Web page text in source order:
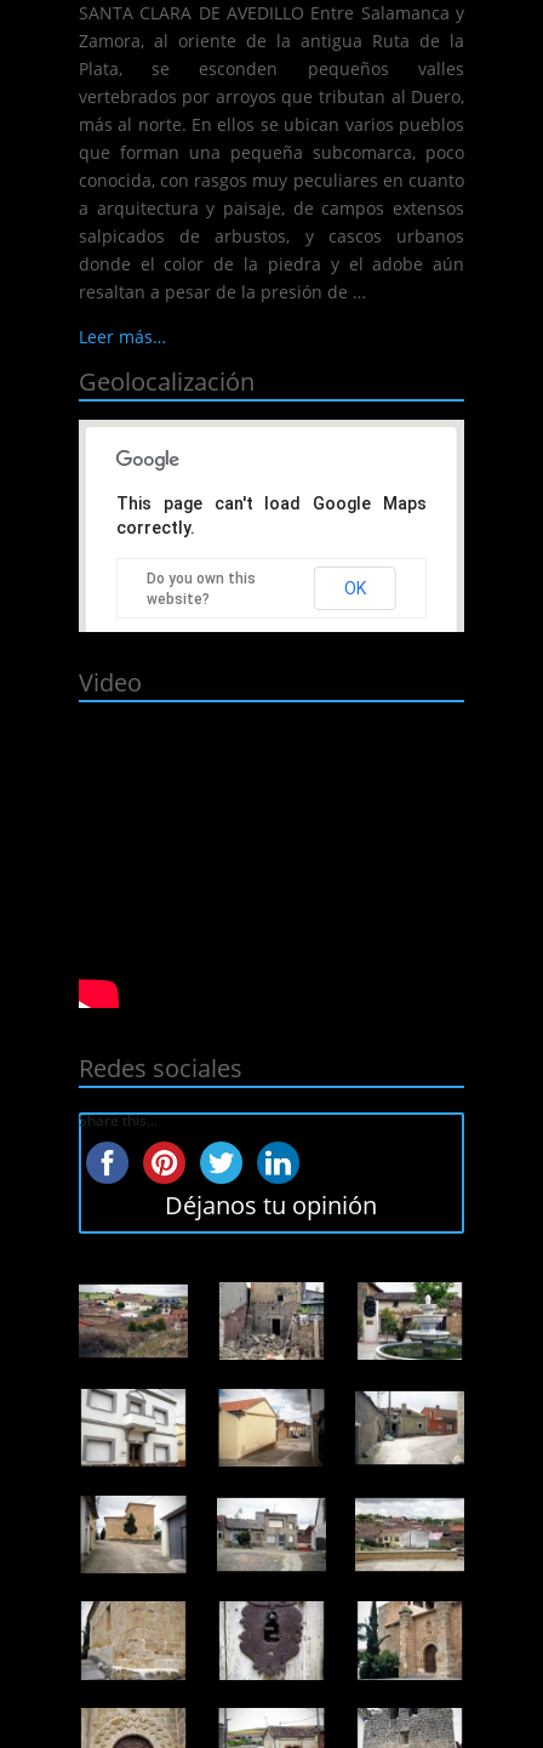
SANTA CLARA DE AVEDILLO Entre Salamanca y
Zamora, al oriente de la antigua Ruta de la
Plata, se esconden pequeños valles
vertebrados por arroyos que tributan al Duero,
más al norte. En ellos se ubican varios pueblos
que forman una pequeña subcomarca, poco
conocida, con rasgos muy peculiares en cuanto
a arquitectura y paisaje, de campos extensos
salpicados de arbustos, y cascos urbanos
donde el color de la piedra y el adobe aún
resaltan a pesar de la presión de …
Leer más…
Geolocalización
This page can't load Google Maps
correctly.
Do you own this
website?
OK
Video
Redes sociales
Share this...
Déjanos tu opinión